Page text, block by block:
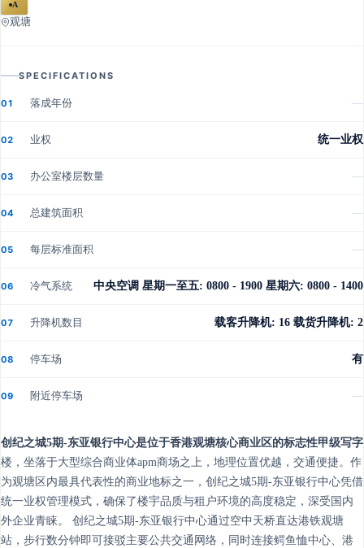
A
观塘
SPECIFICATIONS
01 落成年份 —
02 业权 统一业权
03 办公室楼层数量 —
04 总建筑面积 —
05 每层标准面积 —
06 冷气系统 中央空调 星期一至五: 0800 - 1900 星期六: 0800 - 1400
07 升降机数目 载客升降机: 16 载货升降机: 2
08 停车场 有
09 附近停车场 —
创纪之城5期-东亚银行中心是位于香港观塘核心商业区的标志性甲级写字
楼，坐落于大型综合商业体apm商场之上，地理位置优越，交通便捷。作
为观塘区内最具代表性的商业地标之一，创纪之城5期-东亚银行中心凭借
统一业权管理模式，确保了楼宇品质与租户环境的高度稳定，深受国内
外企业青睐。 创纪之城5期-东亚银行中心通过空中天桥直达港铁观塘
站，步行数分钟即可接驳主要公共交通网络，同时连接鳄鱼恤中心、港